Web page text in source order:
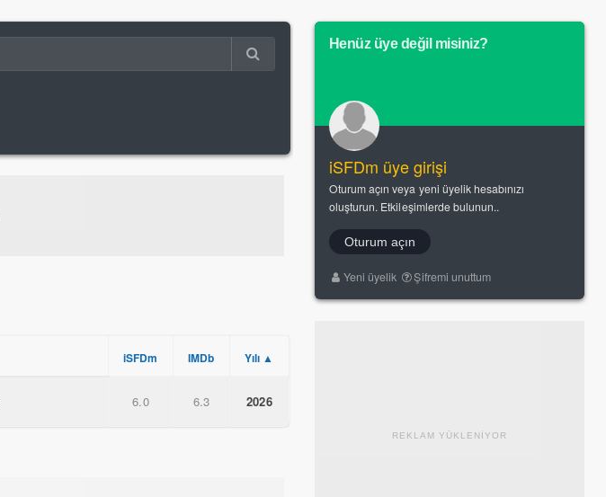
iSFDm IMDb Yılı ▲
6.0 6.3 2026
Henüz üye değil misiniz?
iSFDm üye girişi
Oturum açın veya yeni üyelik hesabınızı
oluşturun. Etkileşimlerde bulunun..
Oturum açın
Yeni üyelik Şifremi unuttum
REKLAM YÜKLENİYOR